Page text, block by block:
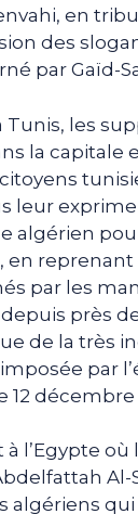
en
des
par Gaïd-
Tunis, les
la capitale
leur
algérien
en
par les
près
de la très
par
12
l’Egypte
Al-
algériens qui